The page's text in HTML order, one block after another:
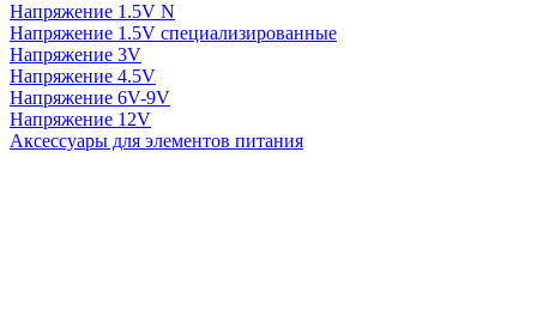
Напряжение 1.5V N
Напряжение 1.5V специализированные
Напряжение 3V
Напряжение 4.5V
Напряжение 6V-9V
Напряжение 12V
Аксессуары для элементов питания